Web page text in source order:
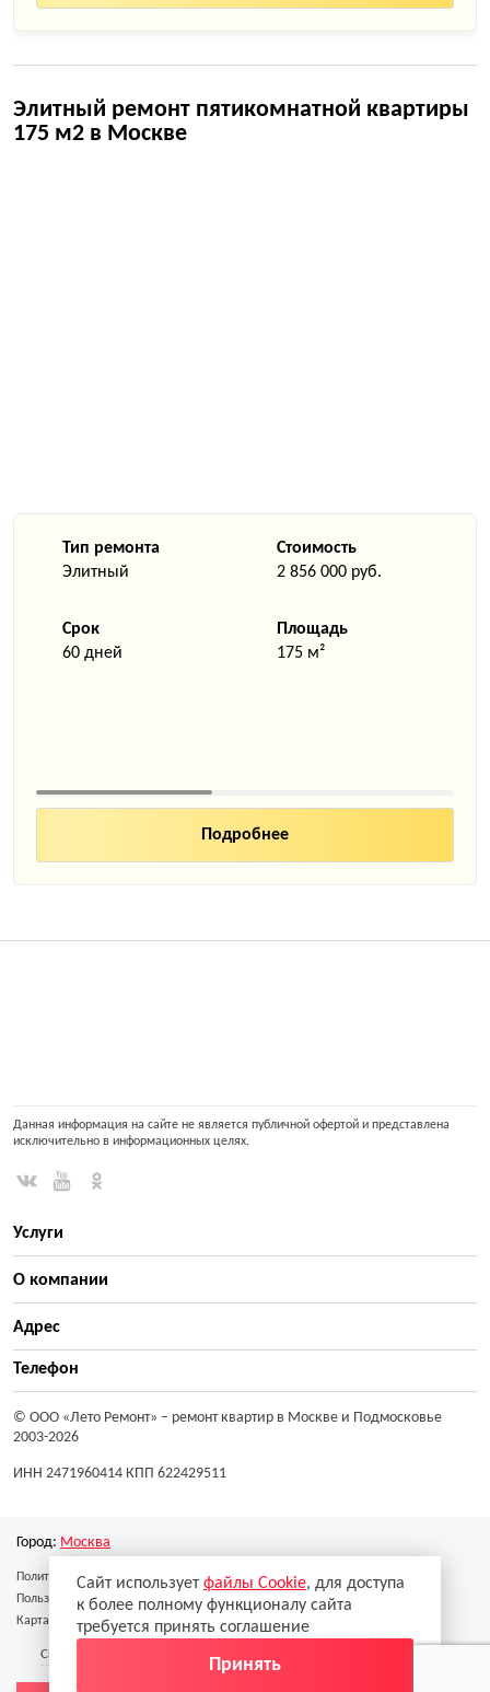
Элитный ремонт пятикомнатной квартиры
175 м2 в Москве
Тип ремонта
Элитный
Стоимость
2 856 000 руб.
Срок
60 дней
Площадь
175 м²
Подробнее
Данная информация на сайте не является публичной офертой и представлена
исключительно в информационных целях.
Услуги
О компании
Адрес
Телефон
© ООО «Лето Ремонт» – ремонт квартир в Москве и Подмосковье
2003-2026
ИНН 2471960414 КПП 622429511
Город: Москва
Политика конфиденциальности
Пользовательское соглашение
Карта сайта
Скачать реквизиты Скачать образец договора
Сайт использует файлы Cookie, для доступа
к более полному функционалу сайта
требуется принять соглашение
Принять